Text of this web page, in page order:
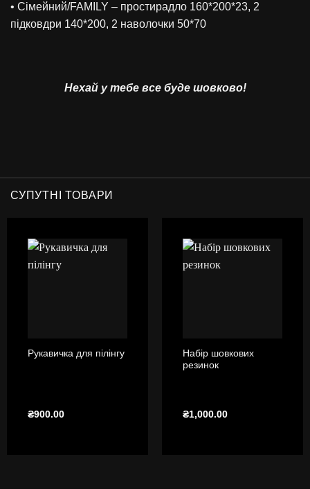
• Сімейний/FAMILY – простирадло 160*200*23, 2
підковдри 140*200, 2 наволочки 50*70
Нехай у тебе все буде шовково!
СУПУТНІ ТОВАРИ
Рукавичка для пілінгу
₴900.00
Набір шовкових
резинок
₴1,000.00